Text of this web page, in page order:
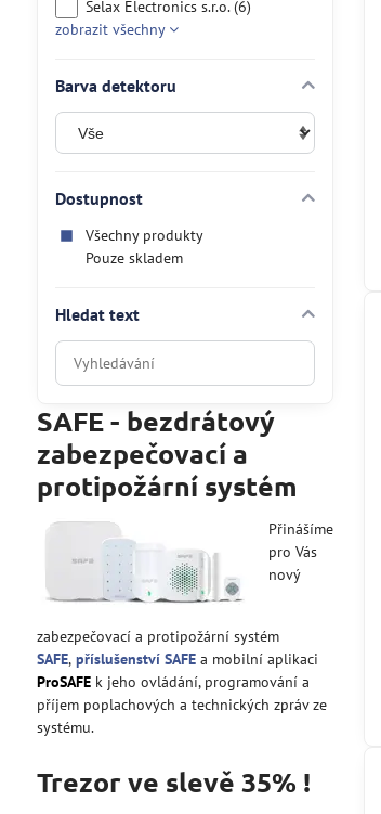
Selax Electronics s.r.o. (6)
zobrazit všechny
Barva detektoru
Dostupnost
Všechny produkty
Pouze skladem
Hledat text
Prohledat
výsledky
fulltextem
SAFE - bezdrátový
zabezpečovací a
protipožární systém
Přinášíme
pro Vás
nový
zabezpečovací a protipožární systém
SAFE, příslušenství SAFEa mobilní aplikaci
ProSAFEk jeho ovládání, programování a
příjem poplachových a technických zpráv ze
systému.
Trezor ve slevě 35% !